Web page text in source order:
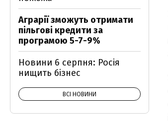
Аграрії зможуть отримати
пільгові кредити за
програмою 5-7-9%
Новини 6 серпня: Росія
нищить бізнес
ВСІ НОВИНИ